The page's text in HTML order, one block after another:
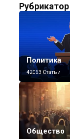
Рубрикатор
Политика
42063 Статьи
Общество